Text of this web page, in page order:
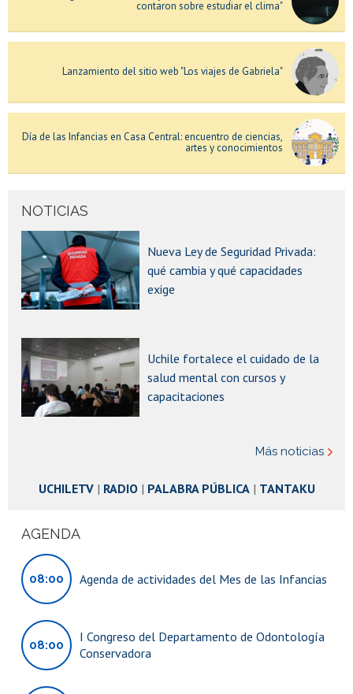
contaron sobre estudiar el clima"
Lanzamiento del sitio web "Los viajes de Gabriela"
Día de las Infancias en Casa Central: encuentro de ciencias,
artes y conocimientos
Obra de teatro "No sé. Beckett" en el Teatro Nacional
Ciclo de conversatorios sobre niñez, adolescencia y
Sistema de Ingreso Prioritario de Equidad Educativa (SIPEE):
postulaciones abiertas
Charla magistral "Física, datos y tormentas: lo que nunca te
Lanzamiento del sitio web "Los viajes de Gabriela"
Día de las Infancias en Casa Central: encuentro de ciencias,
artes y conocimientos
NOTICIAS
Nueva Ley de Seguridad Privada:
qué cambia y qué capacidades
exige
Uchile fortalece el cuidado de la
salud mental con cursos y
capacitaciones
UCHILETV| RADIO| PALABRA PÚBLICA| TANTAKU
Más noticias
AGENDA
08:00 Agenda de actividades del Mes de las Infancias
08:00
I Congreso del Departamento de Odontología
Conservadora